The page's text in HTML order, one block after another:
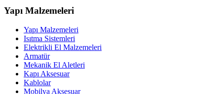
Yapı Malzemeleri
Yapı Malzemeleri
Isıtma Sistemleri
Elektrikli El Malzemeleri
Armatür
Mekanik El Aletleri
Kapı Aksesuar
Kablolar
Mobilya Aksesuar